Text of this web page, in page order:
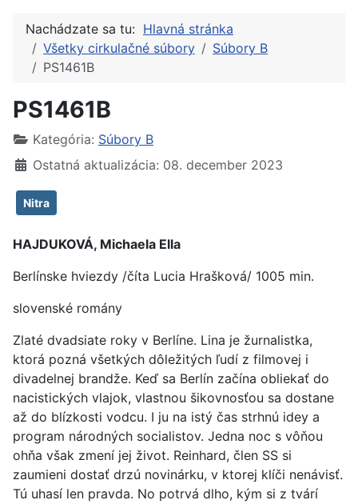
Nachádzate sa tu: Hlavná stránka
Všetky cirkulačné súbory
Súbory B
PS1461B
PS1461B
Kategória: Súbory B
Ostatná aktualizácia: 08. december 2023
Nitra
HAJDUKOVÁ, Michaela Ella
Berlínske hviezdy /číta Lucia Hrašková/ 1005 min.
slovenské romány
Zlaté dvadsiate roky v Berlíne. Lina je žurnalistka,
ktorá pozná všetkých dôležitých ľudí z filmovej i
divadelnej brandže. Keď sa Berlín začína obliekať do
nacistických vlajok, vlastnou šikovnosťou sa dostane
až do blízkosti vodcu. I ju na istý čas strhnú idey a
program národných socialistov. Jedna noc s vôňou
ohňa však zmení jej život. Reinhard, člen SS si
zaumieni dostať drzú novinárku, v ktorej klíči nenávisť.
Tú uhasí len pravda. No potrvá dlho, kým si z tvárí